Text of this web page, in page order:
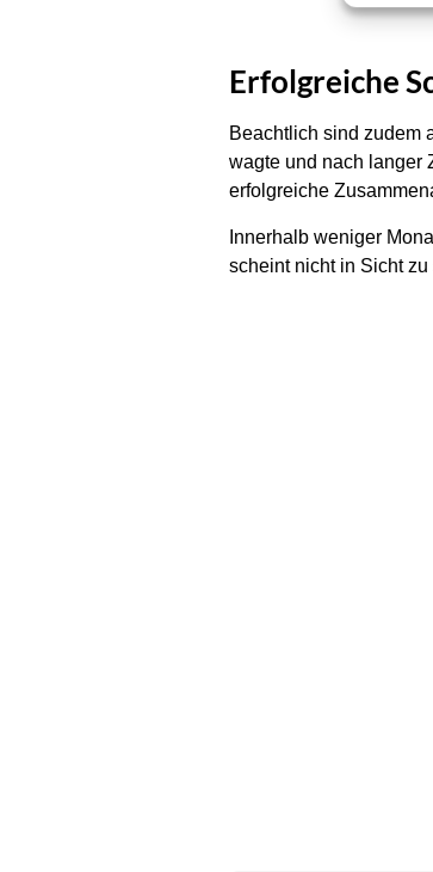
Erfolgreiche
Beachtlich sind zudem
wagte und nach langer
erfolgreiche
Innerhalb weniger
scheint nicht in Sicht